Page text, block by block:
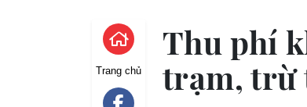
Trang chủ
Thu phí
trạm, trừ